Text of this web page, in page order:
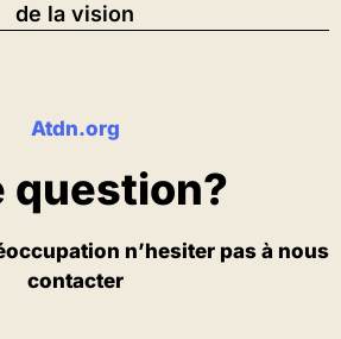
de la vision
Atdn.org
question?
n’hesiter pas à nous
contacter